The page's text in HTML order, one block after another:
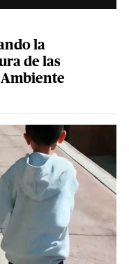
la
de las
Ambiente